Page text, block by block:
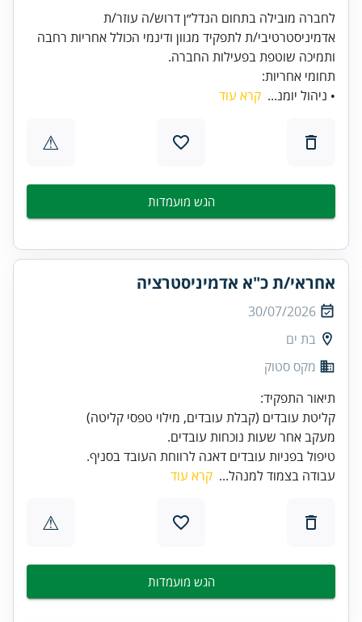
לחברה מובילה בתחום הנדל״ן דרוש/ה עוזר/ת
אדמיניסטרטיבי/ת לתפקיד מגוון ודינמי הכולל אחריות רחבה
ותמיכה שוטפת בפעילות החברה.
תחומי אחריות:
• ניהול יומנ... קרא עוד
⚠
הגש מועמדות
אחראי/ת כ"א אדמיניסטרציה
30/07/2026
בת ים
מקס סטוק
טיפול בפניות עובדים דאגה לרווחת העובד בסניף.
עבודה בצמוד למנהל... קרא עוד
⚠
הגש מועמדות